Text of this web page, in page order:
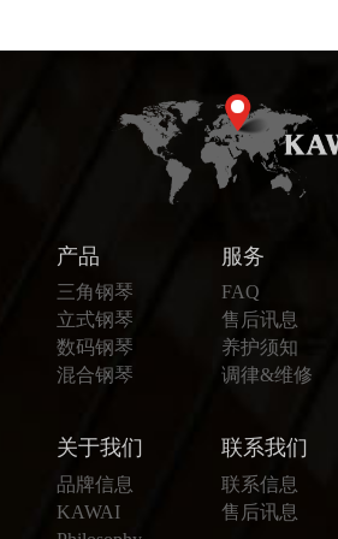
产品
三角钢琴
立式钢琴
数码钢琴
混合钢琴
服务
FAQ
售后讯息
养护须知
调律&维修
关于我们
品牌信息
KAWAI
联系我们
联系信息
售后讯息